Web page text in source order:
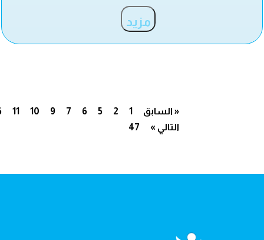
مزيد
« السابق 1
2
5
6
7
9
10
11
47
التالي »